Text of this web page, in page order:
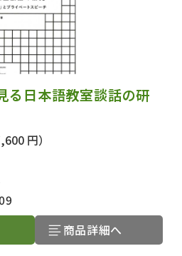
る日本語教室談話の研
円）
商品詳細へ